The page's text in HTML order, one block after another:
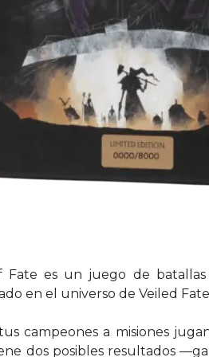
Fate es un juego de
en el universo de Veiled
campeones a misiones
dos posibles resultados